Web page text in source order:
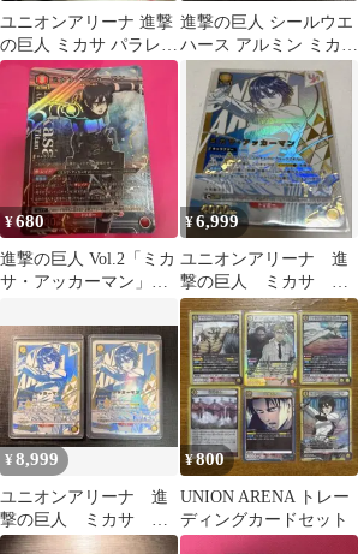
ユニオンアリーナ 進撃
の巨人 ミカサ パラレル
☆☆
進撃の巨人 シールウエ
ハース アルミン ミカサ
エレン 進撃1-28 SEC
¥680
進撃の巨人 Vol.2「ミカ
サ・アッカーマン」
ア★） 赤
¥6,999
ユニオンアリーナ 進
撃の巨人 ミカサ ユ
ニオンレア(UR)
¥8,999
ユニオンアリーナ 進
撃の巨人 ミカサ ユ
ニオンレア ミカサ
¥800
UNION ARENA トレー
ディングカードセット